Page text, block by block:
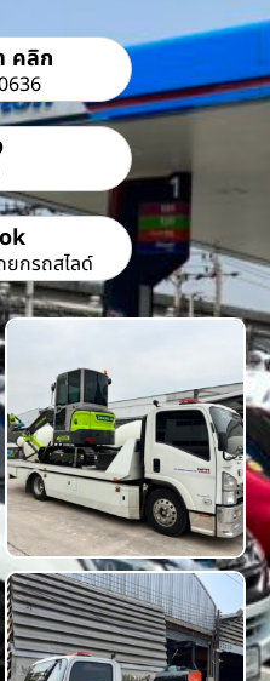
คลิก
ยกรถสไลด์